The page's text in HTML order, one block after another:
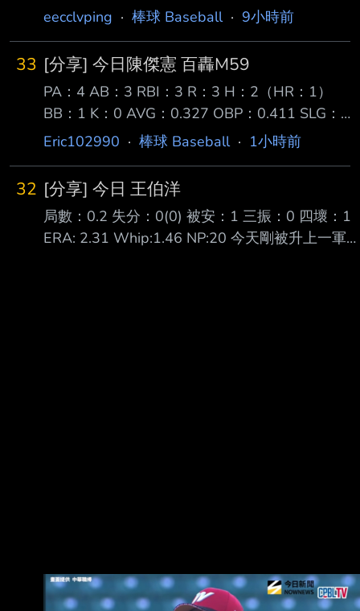
from=udn-catebreaknews_ch2 美國職棒小聯盟
力，今天以6局失2分的優質 先發拿下本季第6
勝；紅襪隊3A的台灣野手鄭宗哲則是靠著1安、
2保送，單場3度上壘。 效力亞利桑那響尾蛇隊
的林昱珉今天在3A先發對上聖地牙哥教士隊，
首局就遇到連續2人 上壘危機，但靠雙殺、滾地
球出局化解，第3局、第5局都因單局被連敲2安
eecclvping · 棒球 Baseball· 9小時前
33 [分享] 今日陳傑憲 百轟M59
PA：4 AB：3 RBI：3 R：3 H：2（HR：1）
BB：1 K：0 AVG：0.327 OBP：0.411 SLG：
0.429 OPS+：157 陳傑憲今天當起爆劑，擊出
程碑拉近到M59 ，賽後OPS+上升至157。 陳傑
憲目前還差14打席才能補足規定打席，按照目前
成績有機會空降打擊王，同時OPS+也僅 次於張
育成和魔鷹。 ---- Sent from BePTT on my
Eric102990 · 棒球 Baseball· 1小時前
32 [分享] 今日 王伯洋
局數：0.2 失分：0(0) 被安：1 三振：0 四壞：1
ERA: 2.31 Whip:1.46 NP:20 今天剛被升上一軍